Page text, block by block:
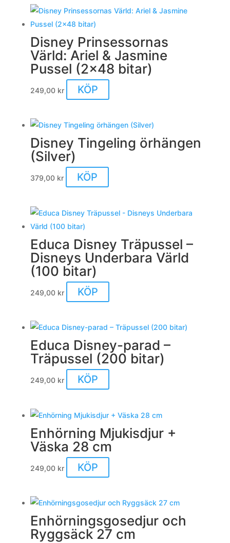
Disney Prinsessornas
Värld: Ariel & Jasmine
Pussel (2×48 bitar)
249,00 kr KÖP
Disney Tingeling örhängen
(Silver)
379,00 kr KÖP
Educa Disney Träpussel –
Disneys Underbara Värld
(100 bitar)
249,00 kr KÖP
Educa Disney-parad –
Träpussel (200 bitar)
249,00 kr KÖP
Enhörning Mjukisdjur +
Väska 28 cm
249,00 kr KÖP
Enhörningsgosedjur och
Ryggsäck 27 cm